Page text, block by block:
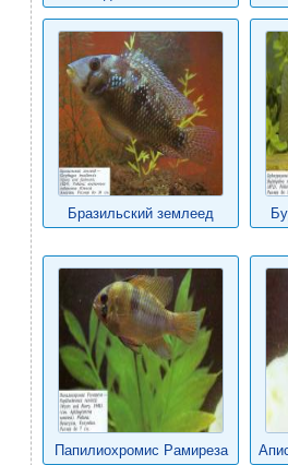
Бразильский землеед
Папилиохромис Рамиреза